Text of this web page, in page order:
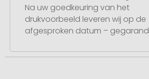
Na uw goedkeuring van het
drukvoorbeeld leveren wij op de
afgesproken datum –